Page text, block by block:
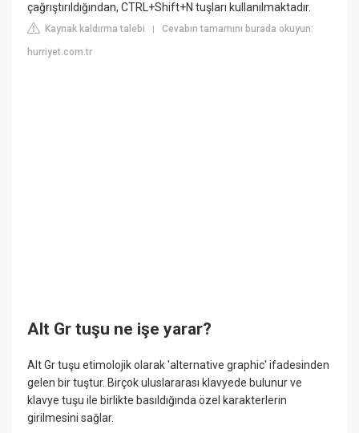
çağrıştırıldığından, CTRL+Shift+N tuşları kullanılmaktadır.
Kaynak kaldırma talebi |Cevabın tamamını burada okuyun:
hurriyet.com.tr
Alt Gr tuşu ne işe yarar?
Alt Gr tuşu etimolojik olarak 'alternative graphic' ifadesinden
gelen bir tuştur. Birçok uluslararası klavyede bulunur ve
klavye tuşu ile birlikte basıldığında özel karakterlerin
girilmesini sağlar.